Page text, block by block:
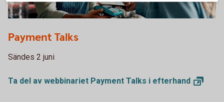
Payment Talks
Sändes 2 juni
Ta del av webbinariet Payment Talks i efterhand